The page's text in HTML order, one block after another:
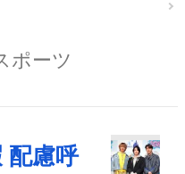
ポーツ
配慮呼